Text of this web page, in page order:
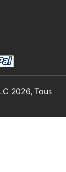
2026, Tous